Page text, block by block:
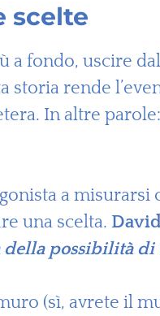
scelte
fondo, uscire
storia rende
In altre
a misurarsi
una scelta.
possibilità di
(sì, avrete il